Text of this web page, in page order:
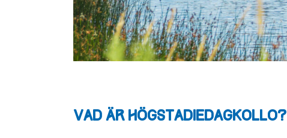
VAD ÄR HÖGSTADIEDAGKOLLO?